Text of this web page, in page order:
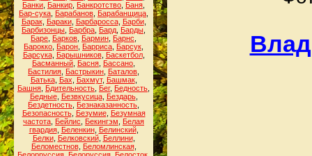
Банки Банкир Банкротство Баня
Бар-сука Барабанов Барабанщица
Барак, Бараки, Барбаросса, Барби,
Барбизонцы Барбра Бард Барды
Баре Барков Бармин Барнс
Барокко Барон Барриса Барсук
Барсука, Барышников, Баскетбол,
Басманный Басня Бассано
Бастилия Бастрыкин Баталов
Батька, Бах Бахмут, Башмак,
Башня Бдительность Бег, Бедность
Бедные, Безвкусица, Бездарь,
Бездетность Безнаказанность
Безопасность, Безумие, Безумная
частота Бейлис Бекингэм
Белая
гвардия, Беленкин, Белинский,
Белки, Белковский, Беллини,
Беломестнов, Беломлинская,